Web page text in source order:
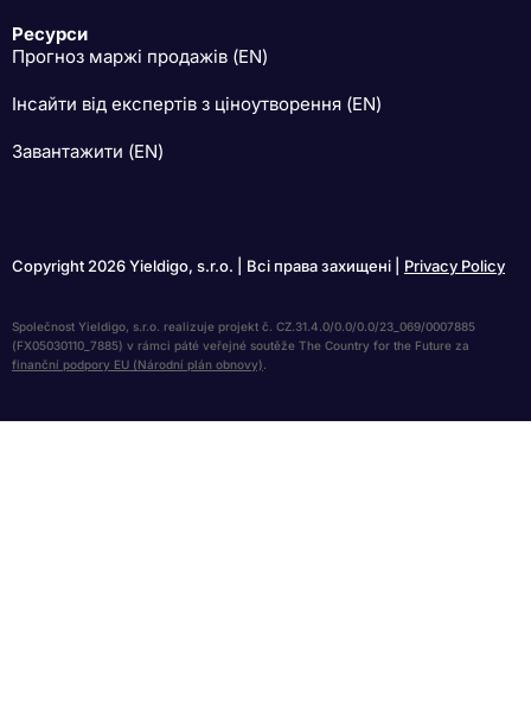
Ресурси
Прогноз маржі продажів (EN)
Інсайти від експертів з ціноутворення (EN)
Завантажити (EN)
Copyright 2026 Yieldigo, s.r.o. | Всі права захищені | Privacy Policy
Společnost Yieldigo, s.r.o. realizuje projekt č. CZ.31.4.0/0.0/0.0/23_069/0007885
(FX05030110_7885) v rámci páté veřejné soutěže The Country for the Future za
finanční podpory EU (Národní plán obnovy)